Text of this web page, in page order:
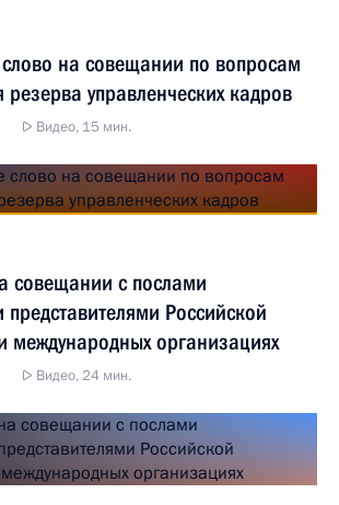
слово на совещании по вопросам
управленческих кадров
Видео, 15 мин.
совещании с послами
Российской
международных организациях
Видео, 24 мин.